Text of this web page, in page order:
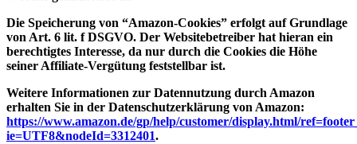
Die Speicherung von “Amazon-Cookies” erfolgt auf Grundlage
von Art. 6 lit. f DSGVO. Der Websitebetreiber hat hieran ein
berechtigtes Interesse, da nur durch die Cookies die Höhe
seiner Affiliate-Vergütung feststellbar ist.
Weitere Informationen zur Datennutzung durch Amazon
erhalten Sie in der Datenschutzerklärung von Amazon:
https://www.amazon.de/gp/help/customer/display.html/
ie=UTF8&nodeId=3312401.